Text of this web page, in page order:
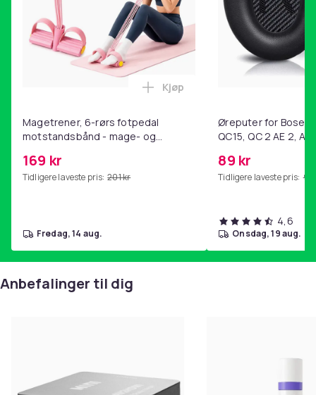
Magetrener, 6-rørs fotpedal
motstandsbånd - mage- og
hjemmegymnastikk Pink
169 kr
Tidligere laveste pris: 201 kr
Legg Magetrener, 6-rørs
Kjøp
fredag, 14 aug.
Øreputer for Bose
QC15, QC 2 AE 2, AE
89 kr
Tidligere laveste pris: 99
4,6
onsdag, 19 aug.
Anbefalinger til dig